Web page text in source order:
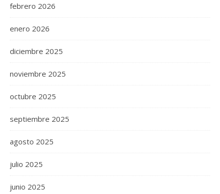
febrero 2026
enero 2026
diciembre 2025
noviembre 2025
octubre 2025
septiembre 2025
agosto 2025
julio 2025
junio 2025